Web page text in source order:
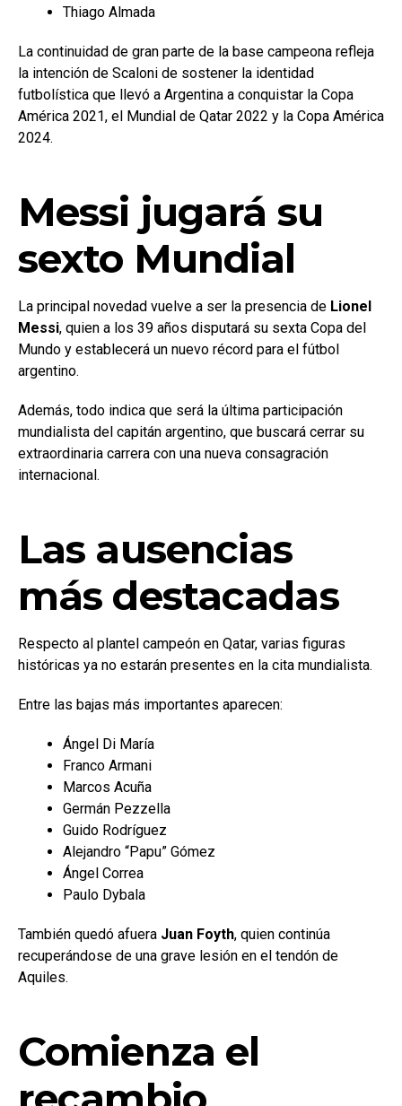
Thiago Almada
La continuidad de gran parte de la base campeona refleja
la intención de Scaloni de sostener la identidad
futbolística que llevó a Argentina a conquistar la Copa
América 2021, el Mundial de Qatar 2022 y la Copa América
2024.
Messi jugará su
sexto Mundial
La principal novedad vuelve a ser la presencia de Lionel
Messi, quien a los 39 años disputará su sexta Copa del
Mundo y establecerá un nuevo récord para el fútbol
argentino.
Además, todo indica que será la última participación
mundialista del capitán argentino, que buscará cerrar su
extraordinaria carrera con una nueva consagración
internacional.
Las ausencias
más destacadas
Respecto al plantel campeón en Qatar, varias figuras
históricas ya no estarán presentes en la cita mundialista.
Entre las bajas más importantes aparecen:
Ángel Di María
Franco Armani
Marcos Acuña
Germán Pezzella
Guido Rodríguez
Alejandro “Papu” Gómez
Ángel Correa
Paulo Dybala
También quedó afuera Juan Foyth, quien continúa
recuperándose de una grave lesión en el tendón de
Aquiles.
Comienza el